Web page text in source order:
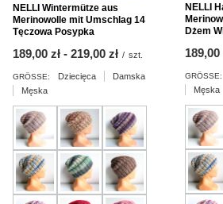
NELLI Wintermütze aus
Merinowolle mit Umschlag 14
Tęczowa Posypka
ab
189,00 zł - bis
219,00 zł / szt.
GRÖSSE: Dziecięca
Damska
Męska
NELLI
Dżem
ab
189,00
GRÖSSE:
Męska